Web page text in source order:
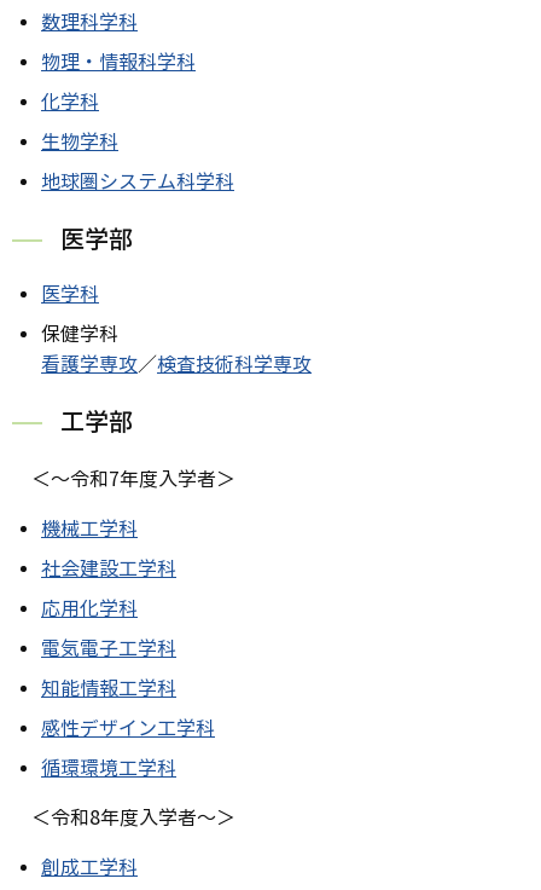
数理科学科
物理・情報科学科
化学科
生物学科
地球圏システム科学科
医学部
医学科
保健学科
看護学専攻／検査技術科学専攻
工学部
＜～令和7年度入学者＞
機械工学科
社会建設工学科
応用化学科
電気電子工学科
知能情報工学科
感性デザイン工学科
循環環境工学科
＜令和8年度入学者～＞
創成工学科